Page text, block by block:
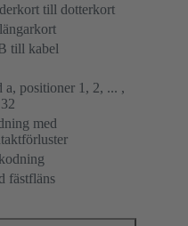
till dotterkort
till kabel
a, positioner 1, 2, ... ,
med
fästfläns